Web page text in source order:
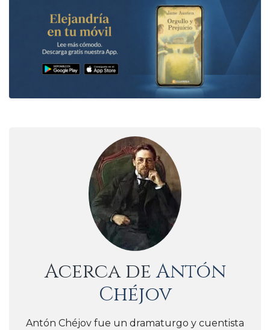
Acerca deAntón
Chéjov
Antón Chéjov fue un dramaturgo y cuentista